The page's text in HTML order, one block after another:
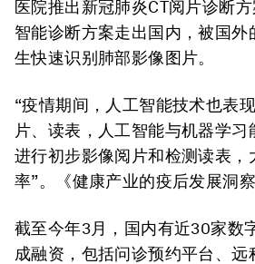
医院推出新冠肺炎CT阅片诊断
智能诊断方案走出国内，被国外
生快速识别肺部影像图片。
“疫情期间，人工智能技术也表
片、读表，人工智能与机器学习
进行初步影像阅片和检测读表，
率”。《健康产业的疫后发展洞察
截至今年3月，国内有近30家数
成融资，包括问诊预约平台、远